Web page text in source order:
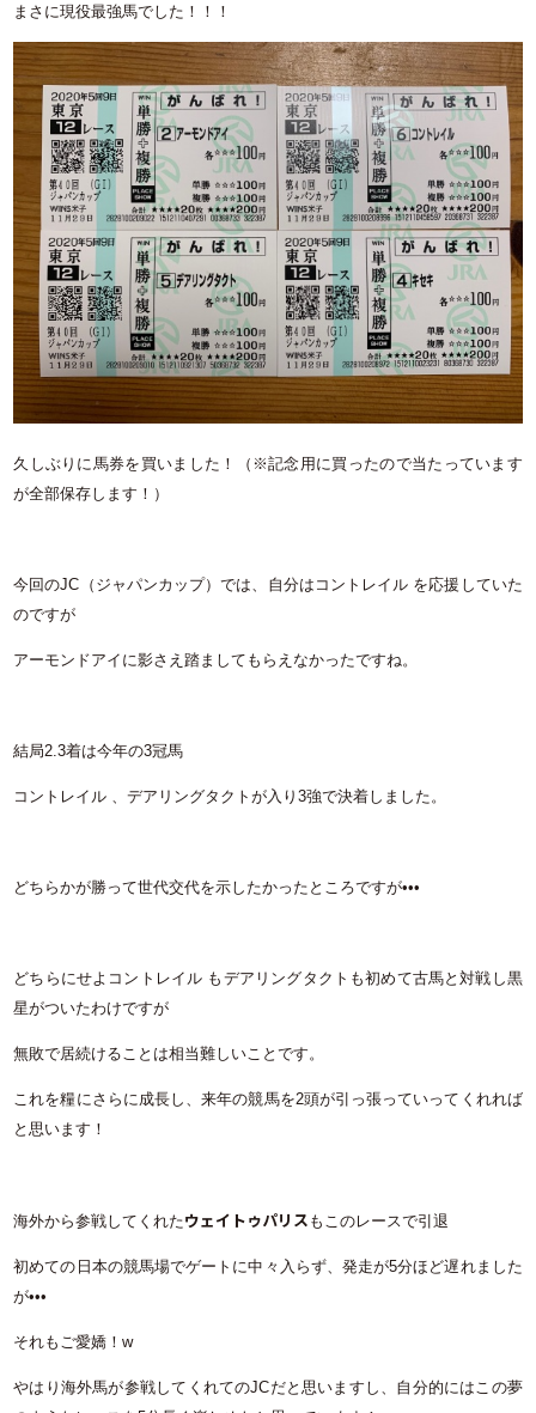
まさに現役最強馬でした！！！
久しぶりに馬券を買いました！（※記念用に買ったので当たっています
が全部保存します！）
今回のJC（ジャパンカップ）では、自分はコントレイル を応援していた
のですが
アーモンドアイに影さえ踏ましてもらえなかったですね。
結局2.3着は今年の3冠馬
コントレイル 、デアリングタクトが入り3強で決着しました。
どちらかが勝って世代交代を示したかったところですが•••
どちらにせよコントレイル もデアリングタクトも初めて古馬と対戦し黒
星がついたわけですが
無敗で居続けることは相当難しいことです。
これを糧にさらに成長し、来年の競馬を2頭が引っ張っていってくれれば
と思います！
海外から参戦してくれたウェイトゥパリス もこのレースで引退
初めての日本の競馬場でゲートに中々入らず、発走が5分ほど遅れました
が•••
それもご愛嬌！w
やはり海外馬が参戦してくれてのJCだと思いますし、自分的にはこの夢